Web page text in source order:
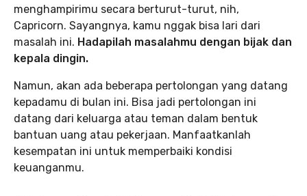
menghampirimu secara berturut-turut, nih,
Capricorn. Sayangnya, kamu nggak bisa lari dari
masalah ini. Hadapilah masalahmu dengan bijak dan
kepala dingin.
Namun, akan ada beberapa pertolongan yang datang
kepadamu di bulan ini. Bisa jadi pertolongan ini
datang dari keluarga atau teman dalam bentuk
bantuan uang atau pekerjaan. Manfaatkanlah
kesempatan ini untuk memperbaiki kondisi
keuanganmu.